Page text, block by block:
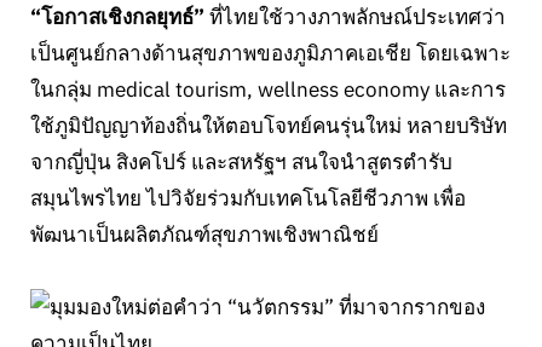
“โอกาสเชิงกลยุทธ์” ที่ไทยใช้วางภาพลักษณ์ประเทศว่า
เป็นศูนย์กลางด้านสุขภาพของภูมิภาคเอเชีย โดยเฉพาะ
ในกลุ่ม medical tourism, wellness economy และการ
ใช้ภูมิปัญญาท้องถิ่นให้ตอบโจทย์คนรุ่นใหม่ หลายบริษัท
จากญี่ปุ่น สิงคโปร์ และสหรัฐฯ สนใจนำสูตรตำรับ
สมุนไพรไทย ไปวิจัยร่วมกับเทคโนโลยีชีวภาพ เพื่อ
พัฒนาเป็นผลิตภัณฑ์สุขภาพเชิงพาณิชย์